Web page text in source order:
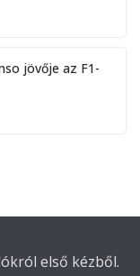
jövője az F1-
első kézből.